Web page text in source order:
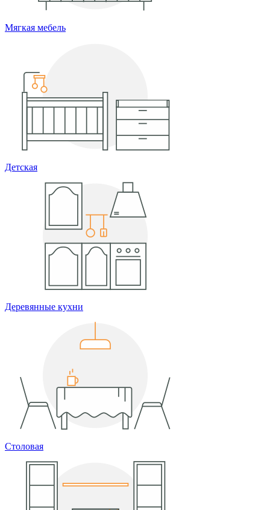
Мягкая мебель
Детская
Деревянные кухни
Столовая